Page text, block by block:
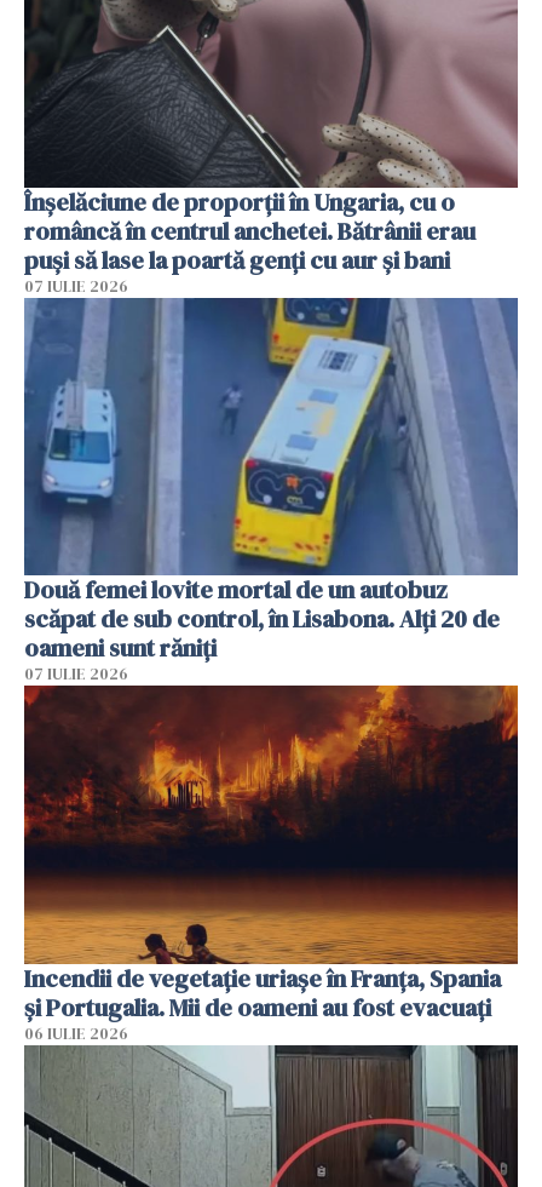
Înșelăciune de proporții în Ungaria, cu o
româncă în centrul anchetei. Bătrânii erau
puși să lase la poartă genți cu aur și bani
07 IULIE 2026
Două femei lovite mortal de un autobuz
scăpat de sub control, în Lisabona. Alți 20 de
oameni sunt răniți
07 IULIE 2026
Incendii de vegetație uriașe în Franța, Spania
și Portugalia. Mii de oameni au fost evacuați
06 IULIE 2026